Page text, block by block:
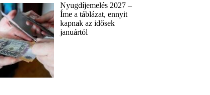
Nyugdíjemelés 2027 –
Íme a táblázat, ennyit
kapnak az idősek
januártól